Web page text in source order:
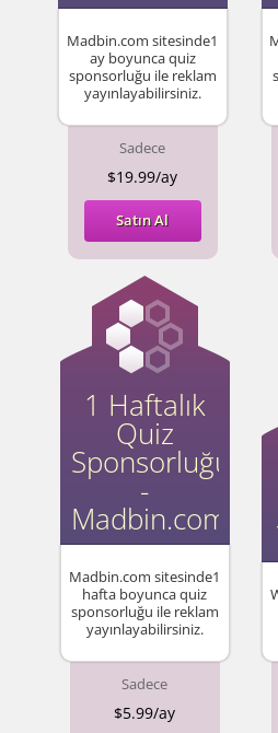
Madbin.com sitesinde1
ay boyunca quiz
sponsorluğu ile reklam
yayınlayabilirsiniz.
Sadece
$19.99/ay
Satın Al
1 Haftalık
Quiz
Sponsorluğu
-
Madbin.com
Madbin.com sitesinde1
hafta boyunca quiz
sponsorluğu ile reklam
yayınlayabilirsiniz.
Sadece
$5.99/ay